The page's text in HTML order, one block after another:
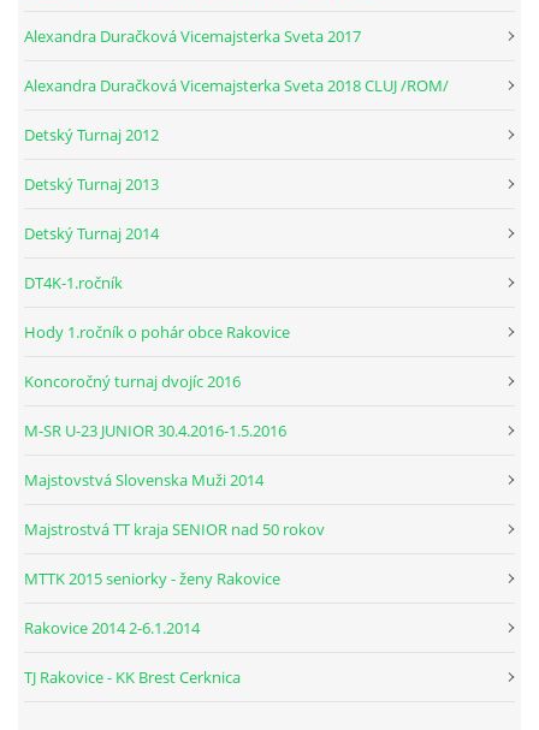
Alexandra Duračková Vicemajsterka Sveta 2017
Alexandra Duračková Vicemajsterka Sveta 2018 CLUJ /ROM/
Detský Turnaj 2012
Detský Turnaj 2013
Detský Turnaj 2014
DT4K-1.ročník
Hody 1.ročník o pohár obce Rakovice
Koncoročný turnaj dvojíc 2016
M-SR U-23 JUNIOR 30.4.2016-1.5.2016
Majstovstvá Slovenska Muži 2014
Majstrostvá TT kraja SENIOR nad 50 rokov
MTTK 2015 seniorky - ženy Rakovice
Rakovice 2014 2-6.1.2014
TJ Rakovice - KK Brest Cerknica